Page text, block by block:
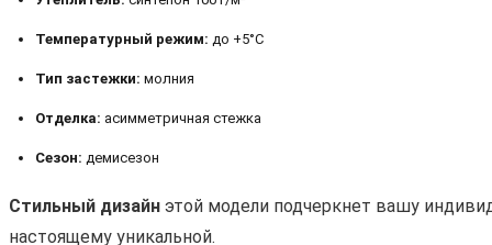
Температурный режим: до +5°C
Тип застежки: молния
Отделка: асимметричная стежка
Сезон: демисезон
Стильный дизайн этой модели подчеркнет вашу
настоящему уникальной.